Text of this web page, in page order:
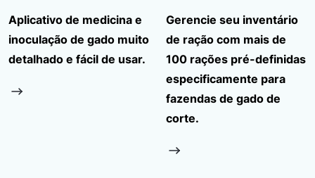
Aplicativo de medicina e
inoculação de gado muito
detalhado e fácil de usar.
Gerencie seu inventário
de ração com mais de
100 rações pré-definidas
especificamente para
fazendas de gado de
corte.